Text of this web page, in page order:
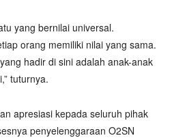
yang bernilai universal.
orang memiliki nilai yang sama.
hadir di sini adalah anak-anak
tuturnya.
apresiasi kepada seluruh pihak
penyelenggaraan O2SN